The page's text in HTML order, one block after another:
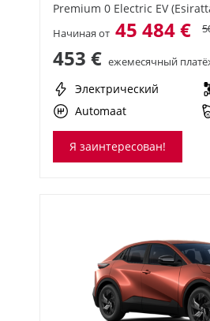
Premium 0 Electric EV
Начиная от 45 484 €
453 € ежемесячный
Электрический
Automaat
Я заинтересован!